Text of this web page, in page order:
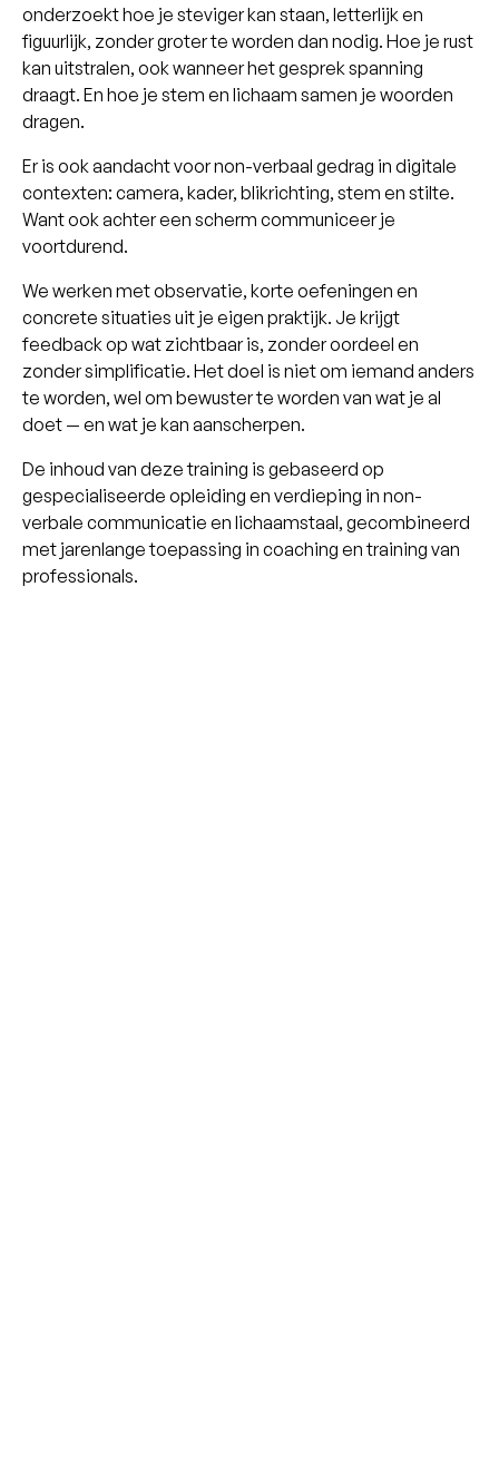
onderzoekt hoe je steviger kan staan, letterlijk en
figuurlijk, zonder groter te worden dan nodig. Hoe je rust
kan uitstralen, ook wanneer het gesprek spanning
draagt. En hoe je stem en lichaam samen je woorden
dragen.
Er is ook aandacht voor non-verbaal gedrag in digitale
contexten: camera, kader, blikrichting, stem en stilte.
Want ook achter een scherm communiceer je
voortdurend.
We werken met observatie, korte oefeningen en
concrete situaties uit je eigen praktijk. Je krijgt
feedback op wat zichtbaar is, zonder oordeel en
zonder simplificatie. Het doel is niet om iemand anders
te worden, wel om bewuster te worden van wat je al
doet — en wat je kan aanscherpen.
De inhoud van deze training is gebaseerd op
gespecialiseerde opleiding en verdieping in non-
verbale communicatie en lichaamstaal, gecombineerd
met jarenlange toepassing in coaching en training van
professionals.